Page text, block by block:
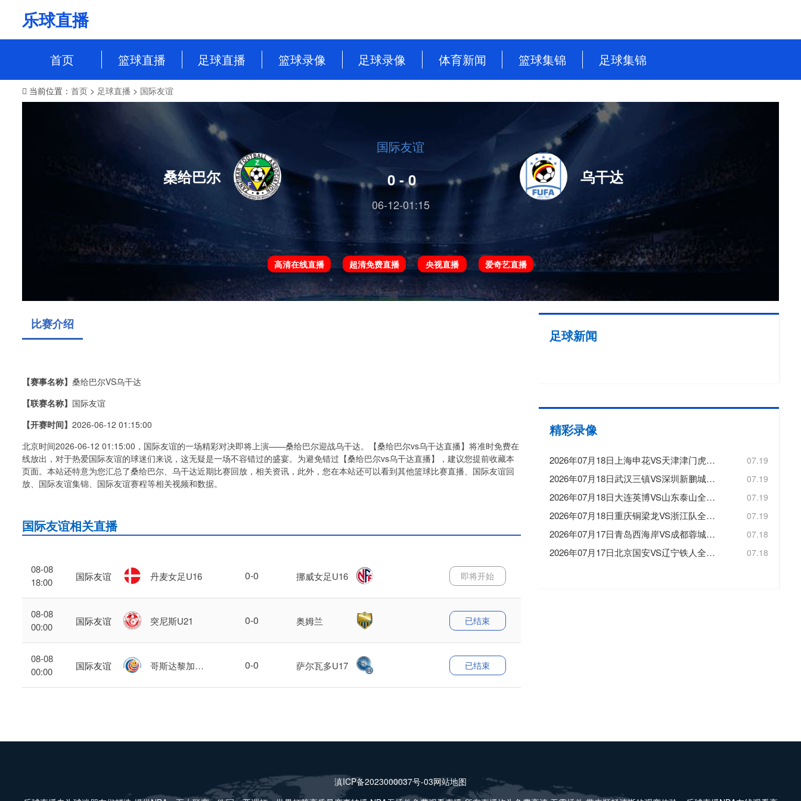
乐球直播
首页 篮球直播
NBA
NBL
足球直播
意甲
西甲
篮球录像
WCBA
NBL
足球录像
西甲
德甲
中超
欧洲杯
欧冠
欧协联
体育新闻 篮球集锦
WNBA
NBL
WCBA
足球集锦
德甲
西甲
世界杯
欧冠
欧协联
当前位置： 首页 > 足球直播 > 国际友谊
桑给巴尔
国际友谊
0 - 0
06-12-01:15
乌干达
高清在线直播 超清免费直播 央视直播 爱奇艺直播
比赛介绍
【赛事名称】 桑给巴尔VS乌干达
【联赛名称】 国际友谊
【开赛时间】 2026-06-12 01:15:00
北京时间2026-06-12 01:15:00，国际友谊的一场精彩对决即将上演——桑给巴尔迎战乌干达。【桑给巴尔vs乌干达直播】将准时免费在
线放出，对于热爱国际友谊的球迷们来说，这无疑是一场不容错过的盛宴。为避免错过【桑给巴尔vs乌干达直播】，建议您提前收藏本
页面。本站还特意为您汇总了桑给巴尔、乌干达近期比赛回放，相关资讯，此外，您在本站还可以看到其他篮球比赛直播、国际友谊回
放、国际友谊集锦、国际友谊赛程等相关视频和数据。
国际友谊相关直播
08-08
18:00
国际友谊 丹麦女足U16 0-0 挪威女足U16 即将开始
08-08
00:00
国际友谊 突尼斯U21 0-0 奥姆兰 已结束
08-08
00:00
国际友谊
哥斯达黎加U
0-0 萨尔瓦多U17 已结束
足球新闻
精彩录像
2026年07月18日上海申花VS天津津门虎全场比赛录像回放 07.19
2026年07月18日武汉三镇VS深圳新鹏城全场比赛录像回放 07.19
2026年07月18日大连英博VS山东泰山全场比赛录像回放 07.19
2026年07月18日重庆铜梁龙VS浙江队全场比赛录像回放 07.19
2026年07月17日青岛西海岸VS成都蓉城全场比赛录像回放 07.18
2026年07月17日北京国安VS辽宁铁人全场比赛录像回放 07.18
滇ICP备2023000037号-03网站地图